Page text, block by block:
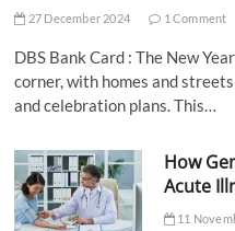
27 December 2024 1 Comment
DBS Bank Card : The New
corner, with homes and
and celebration plans. This…
How
Acute
11